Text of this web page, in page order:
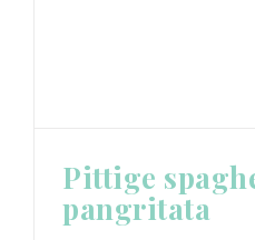
Pittige
pangritata